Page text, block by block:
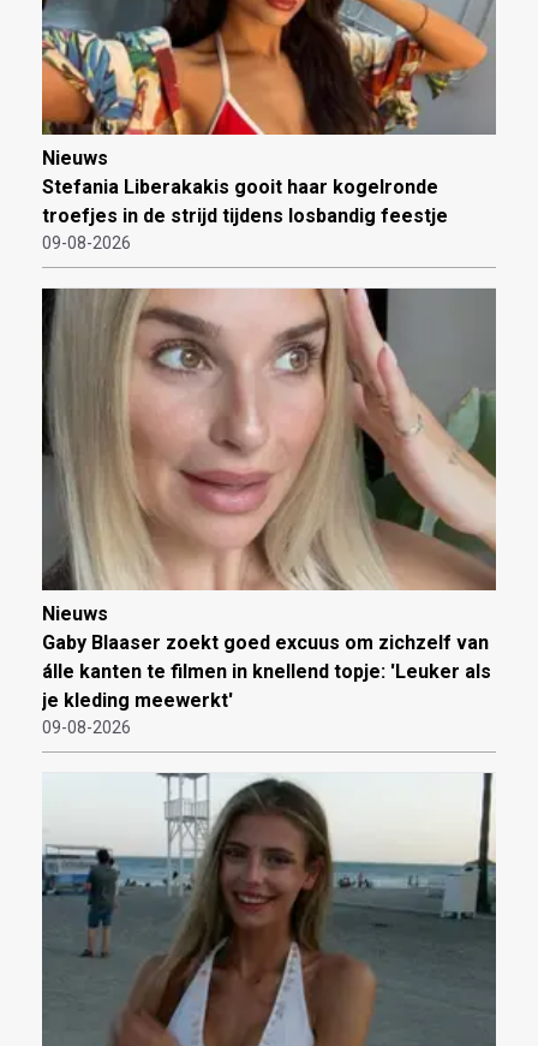
Nieuws
Stefania Liberakakis gooit haar kogelronde
troefjes in de strijd tijdens losbandig feestje
09-08-2026
Nieuws
Gaby Blaaser zoekt goed excuus om zichzelf van
álle kanten te filmen in knellend topje: 'Leuker als
je kleding meewerkt'
09-08-2026